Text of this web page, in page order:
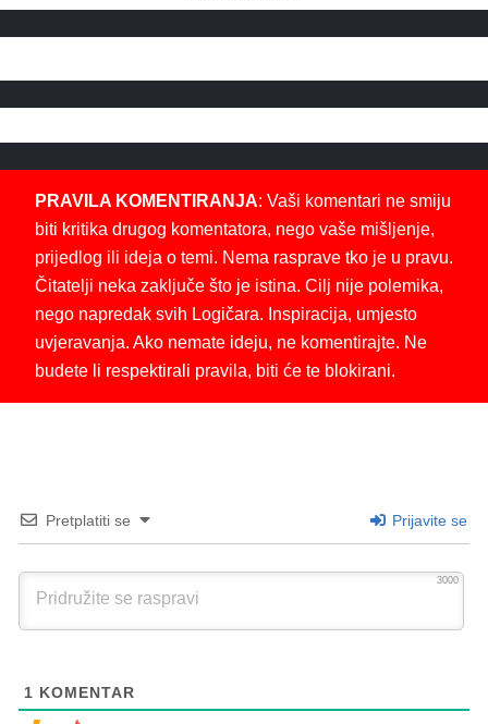
PRAVILA KOMENTIRANJA: Vaši komentari ne smiju
biti kritika drugog komentatora, nego vaše mišljenje,
prijedlog ili ideja o temi. Nema rasprave tko je u pravu.
Čitatelji neka zaključe što je istina. Cilj nije polemika,
nego napredak svih Logičara. Inspiracija, umjesto
uvjeravanja. Ako nemate ideju, ne komentirajte. Ne
budete li respektirali pravila, biti će te blokirani.
Pretplatiti se Prijavite se
3000
1 KOMENTAR